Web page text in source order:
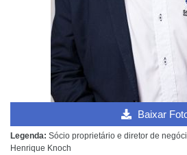
Baixar
Legenda: Sócio proprietário e diretor de
Henrique Knoch